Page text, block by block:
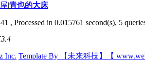
|青也的大床
, Processed in 0.015761 second(s), 5
Inc. Template By 【未来科技】【